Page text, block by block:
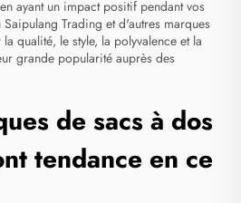
ayant un impact positif pendant vos
Trading et d'autres marques
qualité, le style, la polyvalence et la
grande popularité auprès des
de sacs à dos
tendance en ce